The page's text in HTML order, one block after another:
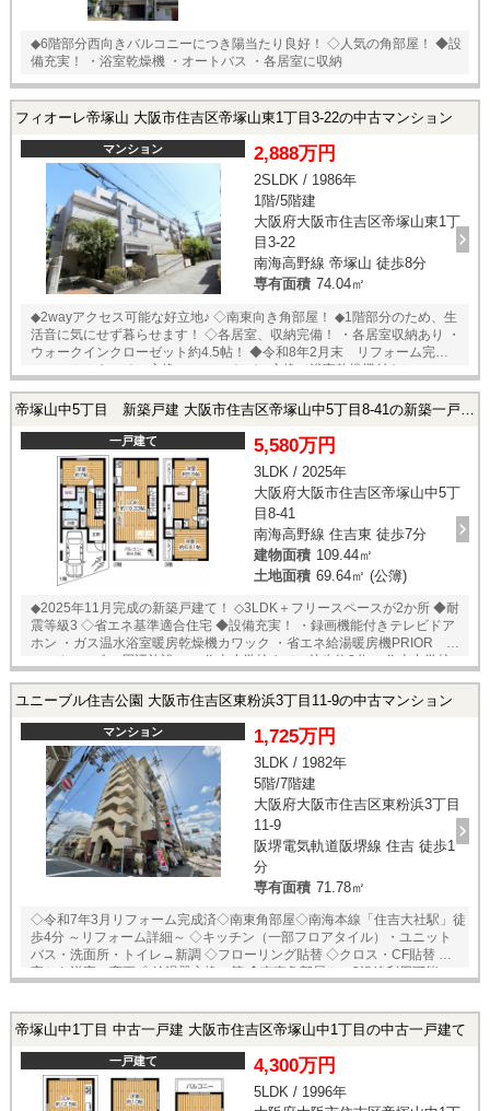
◆6階部分西向きバルコニーにつき陽当たり良好！ ◇人気の角部屋！ ◆設
備充実！ ・浴室乾燥機 ・オートバス ・各居室に収納
フィオーレ帝塚山 大阪市住吉区帝塚山東1丁目3-22の中古マンション
マンション 2,888万円
2SLDK / 1986年
1階/5階建
大阪府大阪市住吉区帝塚山東1丁
目3-22
南海高野線 帝塚山 徒歩8分
専有面積 74.04㎡
◆2wayアクセス可能な好立地♪ ◇南東向き角部屋！ ◆1階部分のため、生
活音に気にせず暮らせます！ ◇各居室、収納完備！ ・各居室収納あり ・
ウォークインクローゼット約4.5帖！ ◆令和8年2月末 リフォーム完成！
・システムキッチン交換 ・ユニットバス交換（浴室乾燥機付き） ・シャ
ンターフォン交換 ・建具交換（リビング・各洋室・トイレ・洗面所） ・
グ施工（LDK、洋室2部屋、納戸） ・ハウスクリーニング
一戸建て 5,580万円
3LDK / 2025年
大阪府大阪市住吉区帝塚山中5丁
目8-41
南海高野線 住吉東 徒歩7分
建物面積 109.44㎡
土地面積 69.64㎡ (公簿)
◆2025年11月完成の新築戸建て！ ◇3LDK＋フリースペースが2か所 ◆耐
震等級3 ◇省エネ基準適合住宅 ◆設備充実！ ・録画機能付きテレビドア
ホン ・ガス温水浴室暖房乾燥機カワック ・省エネ給湯暖房機PRIOR
ecoジョーズ ～周辺施設～ ・住吉小学校まで 徒歩約2分 ・住吉中学校
万代5丁目店まで 徒歩約4分 ・オーエスドラッグ粉浜店まで 徒歩約2
即日内覧可能物件！お好きな日時でご内覧可能！★当店までお電話いた
だくか、もしくは24時間対応可能「内覧予約・お問い合わせ」フォーム
よりお問い合わせ下さい！
ユニーブル住吉公園 大阪市住吉区東粉浜3丁目11-9の中古マンション
マンション 1,725万円
3LDK / 1982年
5階/7階建
大阪府大阪市住吉区東粉浜3丁目
11-9
阪堺電気軌道阪堺線 住吉 徒歩1
分
専有面積 71.78㎡
◇令和7年3月リフォーム完成済◇南東角部屋◇南海本線「住吉大社駅」徒
歩4分 ～リフォーム詳細～ ◇キッチン（一部フロアタイル）・ユニット
バス・洗面所・トイレ→新調 ◇フローリング貼替 ◇クロス・CF貼替 ◇和
室から洋室に変更 ◇給湯器交換 等 ◆南東角部屋！ ◇3沿線利用可能♪ ◆
帝塚山中1丁目 中古一戸建 大阪市住吉区帝塚山中1丁目の中古一戸建て
一戸建て 4,300万円
5LDK / 1996年